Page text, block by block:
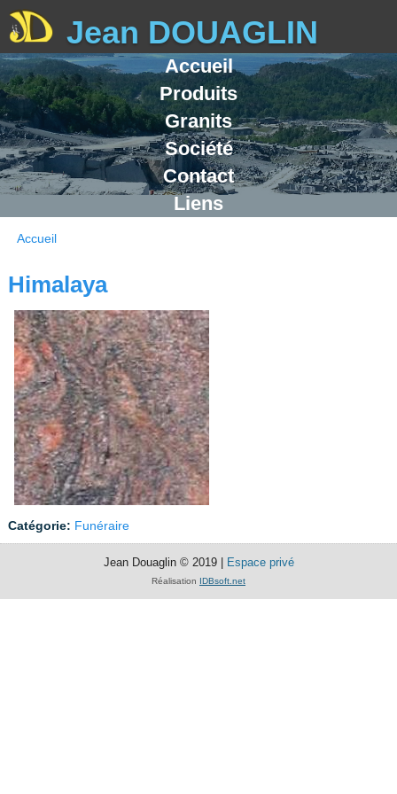
Jean DOUAGLIN
Fabricant
Accueil
Produits
Granits
Société
Contact
Liens
Accueil
Himalaya
Catégorie: Funéraire
Jean Douaglin © 2019 | Espace privé
Réalisation IDBsoft.net